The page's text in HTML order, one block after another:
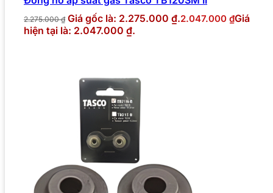
2.275.000₫ Giá gốc là: 2.275.000 ₫.2.047.000 ₫Giá
hiện tại là: 2.047.000 ₫.